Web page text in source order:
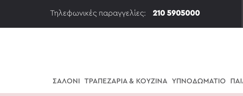
Τηλεφωνικές παραγγελίες: 210 5905000
ΣΑΛΟΝΙ ΤΡΑΠΕΖΑΡΙΑ & ΚΟΥΖΙΝΑ ΥΠΝΟΔΩΜΑΤΙΟ